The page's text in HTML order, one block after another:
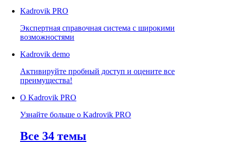
Kadrovik PRO
Экспертная справочная система с широкими
возможностями
Kadrovik demo
Активируйте пробный доступ и оцените все
преимущества!
О Kadrovik PRO
Узнайте больше о Kadrovik PRO
Все 34 темы